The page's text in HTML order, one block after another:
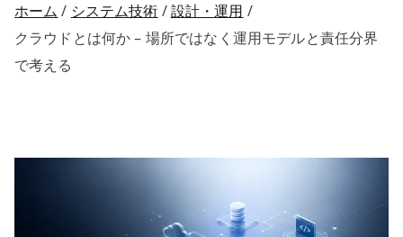
ホーム システム技術
設計・運用
クラウドとは何か – 場所ではなく運用モデルと責任分界
で考える